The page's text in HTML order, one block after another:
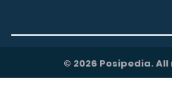
© 2026 Posipedia.